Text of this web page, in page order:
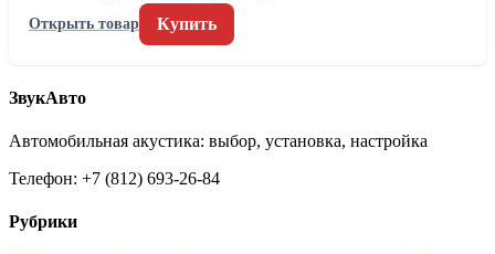
Открыть товар
Купить
ЗвукАвто
Автомобильная акустика: выбор, установка, настройка
Телефон: +7 (812) 693-26-84
Рубрики